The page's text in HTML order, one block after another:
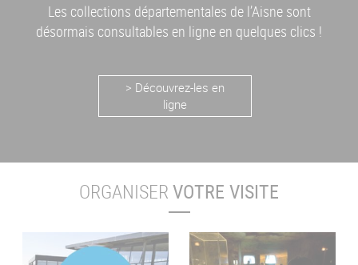
Les collections départementales de l’Aisne sont
désormais consultables en ligne en quelques clics !
> Découvrez-les en
ligne
ORGANISERVOTRE VISITE